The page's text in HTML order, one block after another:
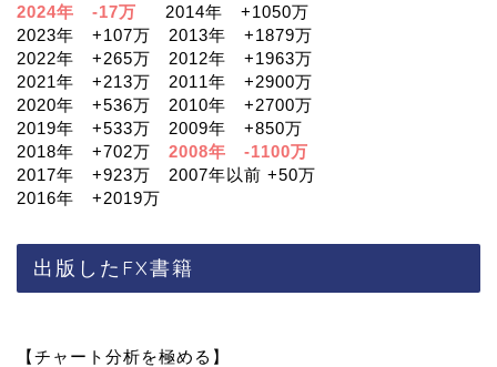
2024年 -17万
2014年 +1050万
2023年 +107万 2013年 +1879万
2022年 +265万 2012年 +1963万
2021年 +213万 2011年 +2900万
2020年 +536万 2010年 +2700万
2019年 +533万 2009年 +850万
2018年 +702万 2008年 -1100万
2017年 +923万 2007年以前 +50万
2016年 +2019万
出版したFX書籍
【チャート分析を極める】